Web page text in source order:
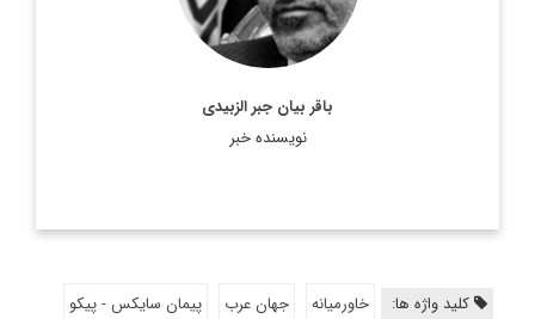
باقر بیان جبر الزبیدی
نویسنده خبر
اطلاعات بیشتر
کلید واژه ها: خاورمیانه جهان عرب
پیمان سایکس - پیکو